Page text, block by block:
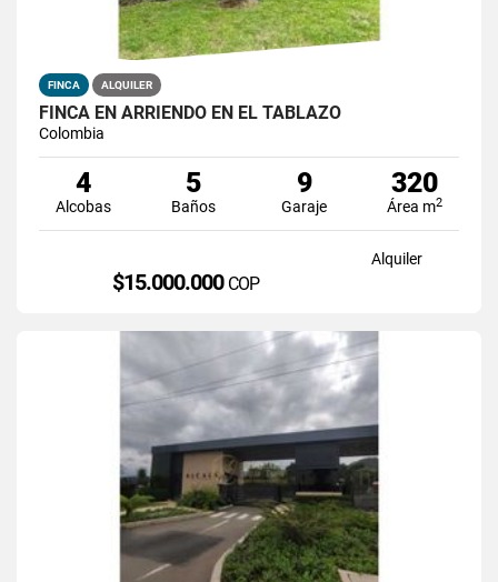
FINCA ALQUILER
FINCA EN ARRIENDO EN EL TABLAZO
Colombia
4
Alcobas
5
Baños
9
Garaje
320
Área m2
Alquiler
$15.000.000 COP